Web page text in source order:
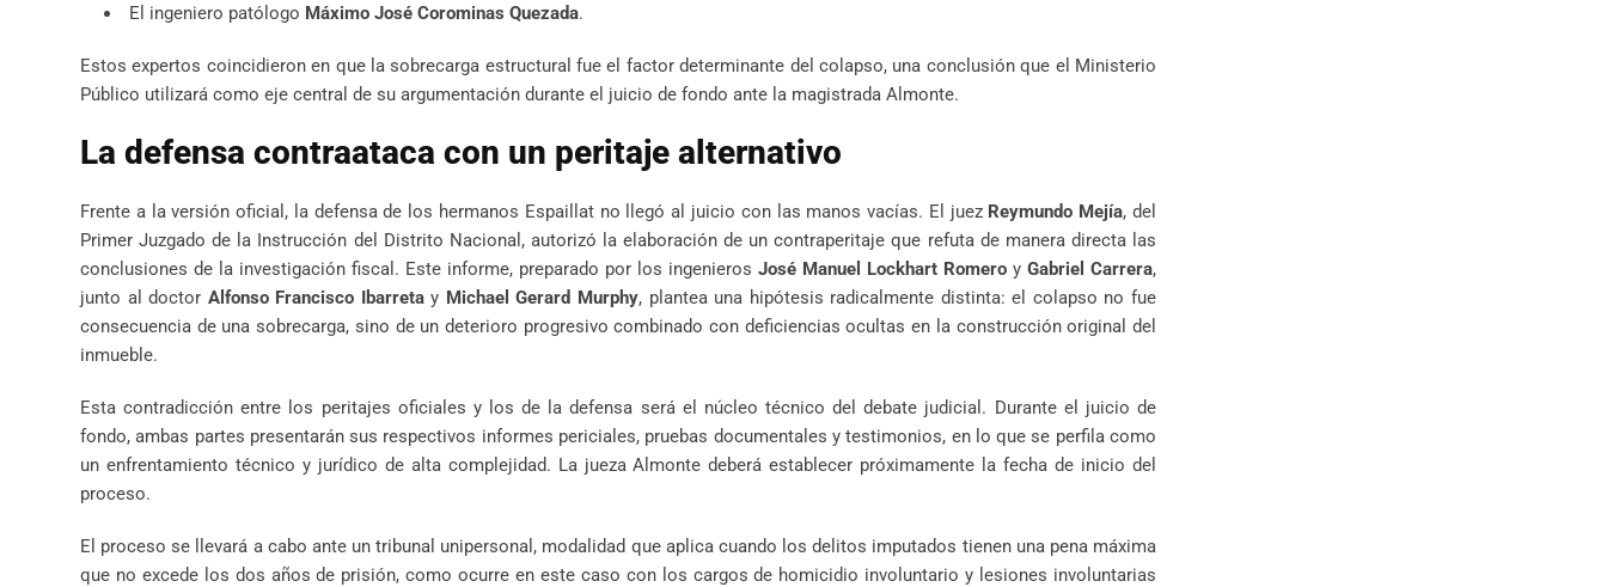
El ingeniero patólogo Máximo José Corominas Quezada.
Estos expertos coincidieron en que la sobrecarga estructural fue el factor determinante del colapso, una conclusión que el Ministerio
Público utilizará como eje central de su argumentación durante el juicio de fondo ante la magistrada Almonte.
La defensa contraataca con un peritaje alternativo
Frente a la versión oficial, la defensa de los hermanos Espaillat no llegó al juicio con las manos vacías. El juez Reymundo Mejía, del
Primer Juzgado de la Instrucción del Distrito Nacional, autorizó la elaboración de un contraperitaje que refuta de manera directa las
conclusiones de la investigación fiscal. Este informe, preparado por los ingenieros José Manuel Lockhart Romero y Gabriel Carrera,
junto al doctor Alfonso Francisco Ibarretay Michael Gerard Murphy, plantea una hipótesis radicalmente distinta: el colapso no fue
consecuencia de una sobrecarga, sino de un deterioro progresivo combinado con deficiencias ocultas en la construcción original del
inmueble.
Esta contradicción entre los peritajes oficiales y los de la defensa será el núcleo técnico del debate judicial. Durante el juicio de
fondo, ambas partes presentarán sus respectivos informes periciales, pruebas documentales y testimonios, en lo que se perfila como
un enfrentamiento técnico y jurídico de alta complejidad. La jueza Almonte deberá establecer próximamente la fecha de inicio del
proceso.
El proceso se llevará a cabo ante un tribunal unipersonal, modalidad que aplica cuando los delitos imputados tienen una pena máxima
que no excede los dos años de prisión, como ocurre en este caso con los cargos de homicidio involuntario y lesiones involuntarias